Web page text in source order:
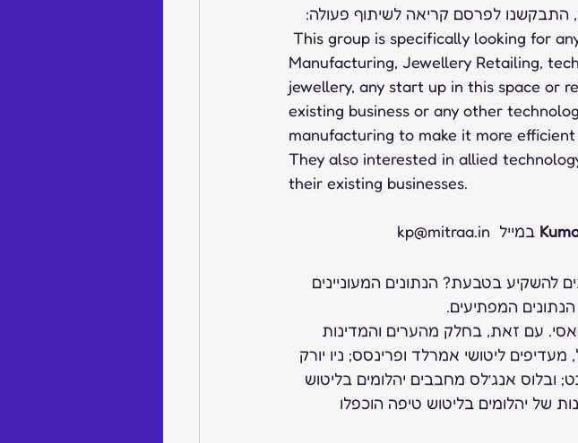
התבקשנו לפרסם קריאה לשיתוף פעולה:
Manufacturing, Jewellery Retailing,
jewellery, any start up in this space or
existing business or any other
manufacturing to make it more
They also interested in allied
their existing businesses.
במייל  kp@mitraa.in
להשקיע בטבעת? הנתונים המעוניינים
המפתיעים.
קלאסי. עם זאת, בחלק מהערים והמדינות
ליטושי אמרלד ופרינסס; ניו יורק
ובלוס אנג’לס מחבבים יהלומים בליטוש
של יהלומים בליטוש טיפה הוכפלו